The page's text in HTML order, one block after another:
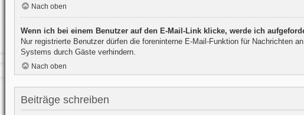
Nach oben
Wenn ich bei einem Benutzer auf den E-Mail-Link klicke, werde ich
Nur registrierte Benutzer dürfen die foreninterne E-Mail-Funktion für Nachrichten
Systems durch Gäste verhindern.
Nach oben
Beiträge schreiben